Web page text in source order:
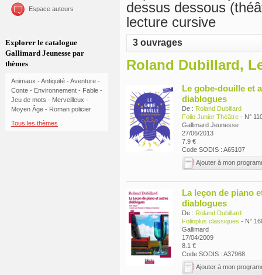
Espace auteurs
Explorer le catalogue
Gallimard Jeunesse par
thèmes
Animaux -Antiquité -Aventure -
Conte - Environnement - Fable -
Jeu de mots - Merveilleux -
Moyen Âge - Roman policier
Tous les thèmes
dessus dessous
lecture cursive
3 ouvrages
Roland Dubillard,
Le gobe-douille et
diablogues
De : Roland Dubillard
Folio Junior Théâtre - N°
Gallimard Jeunesse
27/06/2013
7.9 €
Code SODIS : A65107
Ajouter à mon
La leçon de piano
diablogues
De : Roland Dubillard
Folioplus classiques - N°
Gallimard
17/04/2009
8.1 €
Code SODIS : A37968
Ajouter à mon